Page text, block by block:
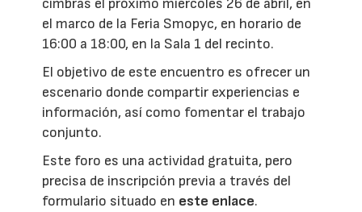
cimbras el próximo miércoles 26 de abril, en
el marco de la Feria Smopyc, en horario de
16:00 a 18:00, en la Sala 1 del recinto.
El objetivo de este encuentro es ofrecer un
escenario donde compartir experiencias e
información, así como fomentar el trabajo
conjunto.
Este foro es una actividad gratuita, pero
precisa de inscripción previa a través del
formulario situado en este enlace.